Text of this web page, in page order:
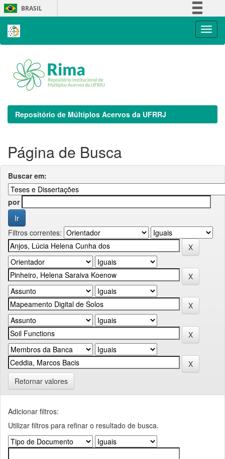
Skip
navigation
BRASIL
Repositório de Múltiplos Acervos da UFRRJ
Página de Busca
Buscar em:
por
Filtros correntes:
Retornar valores
Adicionar filtros:
Utilizar filtros para refinar o resultado de busca.